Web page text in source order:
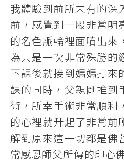
我體驗到前所未有的深
前，感覺到一股非常明
的名色脈輪裡面噴出來
為只是一次非常殊勝的
下課後就接到媽媽打來
課的同時，父親剛推到
術，所幸手術非常順利
的心裡就升起了非常前
解到原來這一切都是佛
常感恩師父所傳的印心